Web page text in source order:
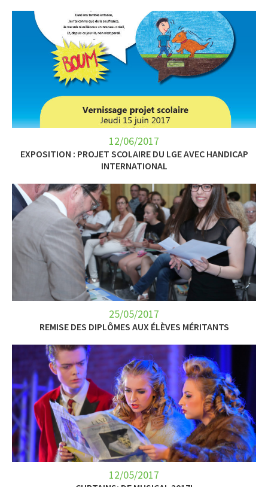
12/06/2017
EXPOSITION : PROJET SCOLAIRE DU LGE AVEC HANDICAP
INTERNATIONAL
25/05/2017
REMISE DES DIPLÔMES AUX ÉLÈVES MÉRITANTS
12/05/2017